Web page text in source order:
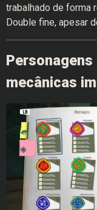
trabalhado de forma
Double fine, apesar
mecânicas